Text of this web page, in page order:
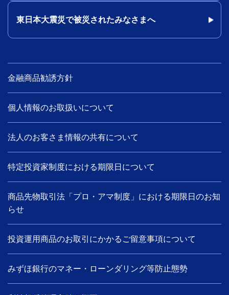
東日本大震災で被災されたみなさまへ
金融商品勧誘方針
個人情報のお取扱いについて
法人のお客さま情報の共有について
特定投資家制度における期限日について
商品先物取引法「プロ・アマ制度」における期限日のお知
らせ
投資運用商品のお取引にかかるご留意事項について
みずほ銀行のマネー・ローンダリング等防止態勢